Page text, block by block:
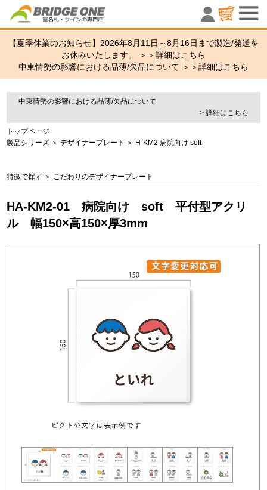
室名札・
【夏季休業のお知らせ】2026年8月11日～8月16日まで製造/発送を
お休みいたします。 ＞＞詳細はこちら
中東情勢の影響における品薄/欠品について ＞＞詳細はこちら
中東情勢の影響における品薄/欠品について
> 詳細はこちら
トップページ
製品シリーズ ＞デザイナープレート ＞ H-KM2 病院向け soft
特徴で探す ＞ こだわりのデザイナープレート
HA-KM2-01 病院向け soft 平付型アクリ
ル 幅150×高150×厚3mm